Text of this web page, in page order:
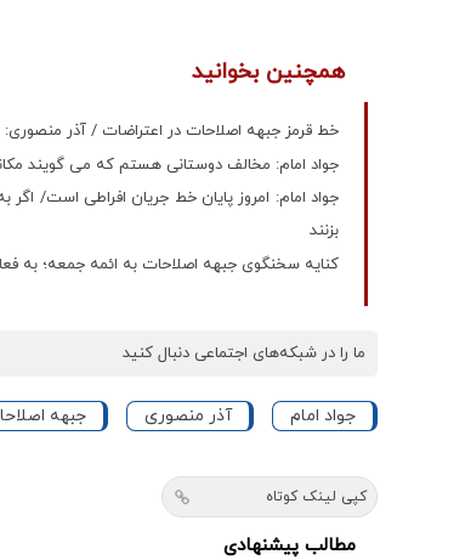
همچنین بخوانید
خط قرمز جبهه اصلاحات در اعتراضات / آذر منصوری:
جواد امام: مخالف دوستانی هستم که می گویند
جواد امام: امروز پایان خط جریان افراطی است/
بزنند
کنایه سخنگوی جبهه اصلاحات به ائمه جمعه؛ به
ما را در شبکه‌های اجتماعی دنبال کنید
جواد امام آذر منصوری جبهه
کپی لینک کوتاه
مطالب پیشنهادی